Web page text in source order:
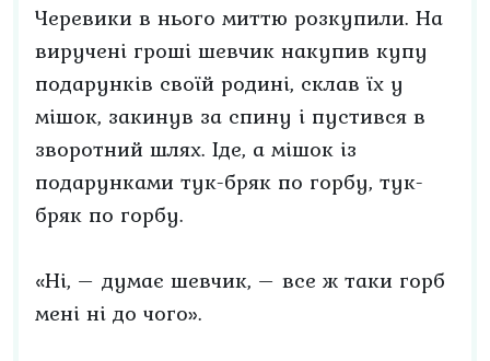
Черевики в нього миттю розкупили. На
виручені гроші шевчик накупив купу
подарунків своїй родині, склав їх у
мішок, закинув за спину і пустився в
зворотний шлях. Іде, а мішок із
подарунками тук-бряк по горбу, тук-
бряк по горбу.
«Ні, – думає шевчик, – все ж таки горб
мені ні до чого».